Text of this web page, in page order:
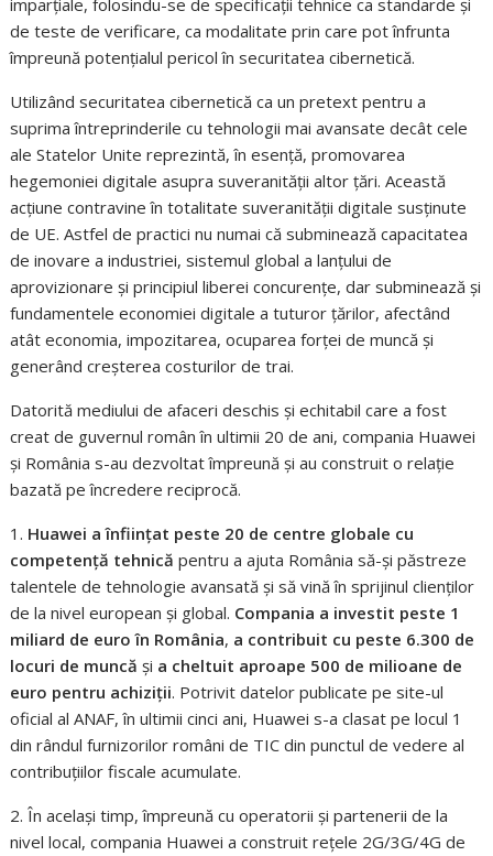
imparțiale, folosindu-se de specificații tehnice ca standarde și
de teste de verificare, ca modalitate prin care pot înfrunta
împreună potențialul pericol în securitatea cibernetică.
Utilizând securitatea cibernetică ca un pretext pentru a
suprima întreprinderile cu tehnologii mai avansate decât cele
ale Statelor Unite reprezintă, în esență, promovarea
hegemoniei digitale asupra suveranității altor țări. Această
acțiune contravine în totalitate suveranității digitale susținute
de UE. Astfel de practici nu numai că subminează capacitatea
de inovare a industriei, sistemul global a lanțului de
aprovizionare și principiul liberei concurențe, dar subminează și
fundamentele economiei digitale a tuturor țărilor, afectând
atât economia, impozitarea, ocuparea forței de muncă și
generând creșterea costurilor de trai.
Datorită mediului de afaceri deschis și echitabil care a fost
creat de guvernul român în ultimii 20 de ani, compania Huawei
și România s-au dezvoltat împreună și au construit o relație
bazată pe încredere reciprocă.
1. Huawei a înființat peste 20 de centre globale cu
competență tehnică pentru a ajuta România să-și păstreze
talentele de tehnologie avansată și să vină în sprijinul clienților
de la nivel european și global. Compania a investit peste 1
miliard de euro în România, a contribuit cu peste 6.300 de
locuri de muncă și a cheltuit aproape 500 de milioane de
euro pentru achiziții. Potrivit datelor publicate pe site-ul
oficial al ANAF, în ultimii cinci ani, Huawei s-a clasat pe locul 1
din rândul furnizorilor români de TIC din punctul de vedere al
contribuțiilor fiscale acumulate.
2. În același timp, împreună cu operatorii și partenerii de la
nivel local, compania Huawei a construit rețele 2G/3G/4G de